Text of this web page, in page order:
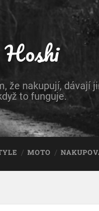
Hoshi
že nakupují, dávají
to funguje.
MOTO